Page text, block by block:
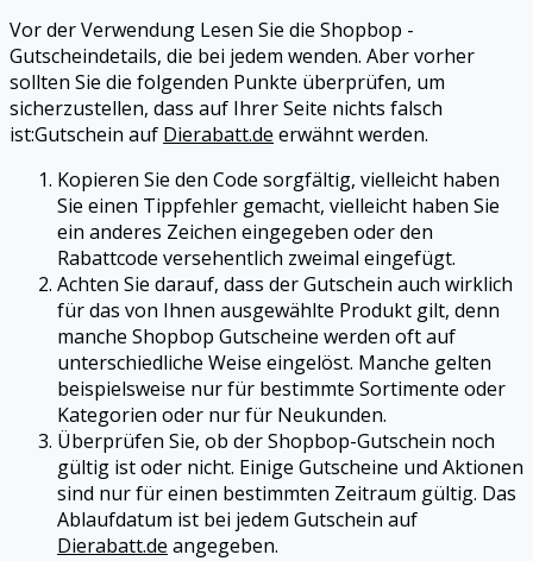
Vor der Verwendung Lesen Sie die Shopbop -
Gutscheindetails, die bei jedem wenden. Aber vorher
sollten Sie die folgenden Punkte überprüfen, um
sicherzustellen, dass auf Ihrer Seite nichts falsch
ist:Gutschein auf Dierabatt.de erwähnt werden.
Kopieren Sie den Code sorgfältig, vielleicht haben
Sie einen Tippfehler gemacht, vielleicht haben Sie
ein anderes Zeichen eingegeben oder den
Rabattcode versehentlich zweimal eingefügt.
Achten Sie darauf, dass der Gutschein auch wirklich
für das von Ihnen ausgewählte Produkt gilt, denn
manche Shopbop Gutscheine werden oft auf
unterschiedliche Weise eingelöst. Manche gelten
beispielsweise nur für bestimmte Sortimente oder
Kategorien oder nur für Neukunden.
Überprüfen Sie, ob derShopbop-Gutschein noch
gültig ist oder nicht. Einige Gutscheine und Aktionen
sind nur für einen bestimmten Zeitraum gültig. Das
Ablaufdatum ist bei jedem Gutschein auf
Dierabatt.de angegeben.